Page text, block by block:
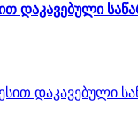
დაკავებული